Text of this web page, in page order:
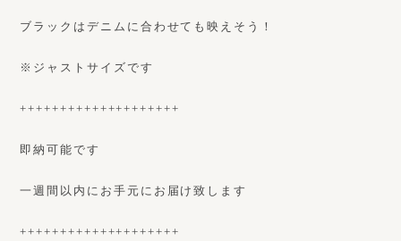
ブラックはデニムに合わせても映えそう！
※ジャストサイズです
++++++++++++++++++++
即納可能です
一週間以内にお手元にお届け致します
++++++++++++++++++++